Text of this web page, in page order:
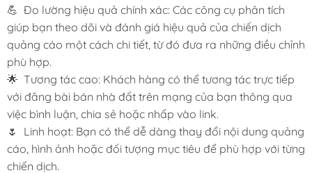
💪 Đo lường hiệu quả chính xác: Các công cụ phân tích
giúp bạn theo dõi và đánh giá hiệu quả của chiến dịch
quảng cáo một cách chi tiết, từ đó đưa ra những điều chỉnh
phù hợp.
🌟 Tương tác cao: Khách hàng có thể tương tác trực tiếp
với đăng bài bán nhà đất trên mạng của bạn thông qua
việc bình luận, chia sẻ hoặc nhấp vào link.
🌷 Linh hoạt: Bạn có thể dễ dàng thay đổi nội dung quảng
cáo, hình ảnh hoặc đối tượng mục tiêu để phù hợp với từng
chiến dịch.